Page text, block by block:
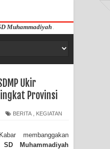
Pahandut Palangka Raya
Ukir
Provinsi
BERITA KEGIATAN
membanggakan
SD Muhammadiyah